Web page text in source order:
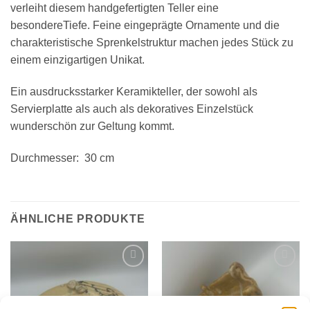
verleiht diesem handgefertigten Teller eine
besondereTiefe. Feine eingeprägte Ornamente und die
charakteristische Sprenkelstruktur machen jedes Stück zu
einem einzigartigen Unikat.
Ein ausdrucksstarker Keramikteller, der sowohl als
Servierplatte als auch als dekoratives Einzelstück
wunderschön zur Geltung kommt.
Durchmesser: 30 cm
ÄHNLICHE PRODUKTE
Wunschliste
hinzufügen
Wunschliste
hinzufügen